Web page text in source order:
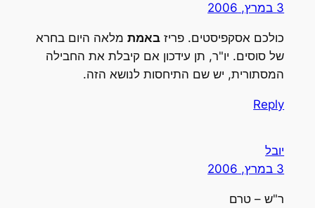
3 במרץ, 2006
כולכם אסקפיסטים. פריז באמתמלאה היום בחרא
של סוסים. יו"ר, תן עידכון אם קיבלת את החבילה
המסתורית, יש שם התיחסות לנושא הזה.
Reply
יובל
3 במרץ, 2006
ר"ש – טרם